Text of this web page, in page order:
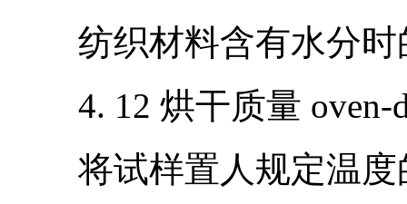
纺织材料含有水分时
4. 12 烘干质量 oven-
将试样置人规定温度